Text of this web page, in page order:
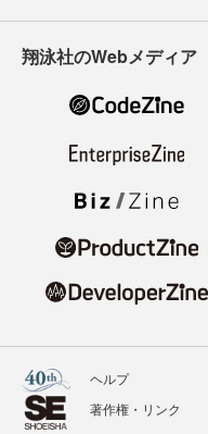
翔泳社のWebメディア
ヘルプ
著作権・リンク